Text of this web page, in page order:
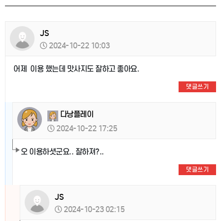
JS
2024-10-22 10:03
어제 이용 했는데 맛사지도 잘하고 좋아요.
댓글쓰기
다낭플레이
2024-10-22 17:25
오 이용하셧군요.. 잘하져?..
댓글쓰기
JS
2024-10-23 02:15